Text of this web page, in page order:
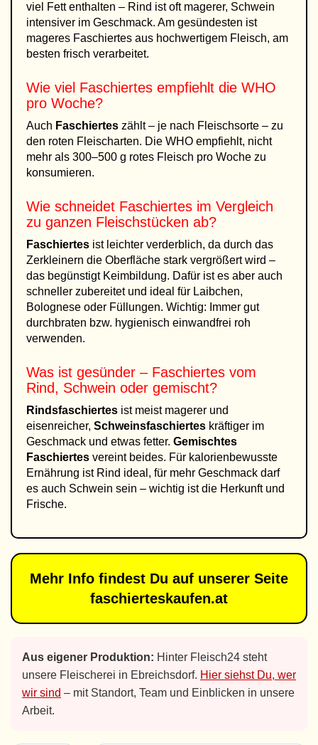
viel Fett enthalten – Rind ist oft magerer, Schwein
intensiver im Geschmack. Am gesündesten ist
mageres Faschiertes aus hochwertigem Fleisch, am
besten frisch verarbeitet.
Wie viel Faschiertes empfiehlt die WHO
pro Woche?
Auch Faschiertes zählt – je nach Fleischsorte – zu
den roten Fleischarten. Die WHO empfiehlt, nicht
mehr als 300–500 g rotes Fleisch pro Woche zu
konsumieren.
Wie schneidet Faschiertes im Vergleich
zu ganzen Fleischstücken ab?
Faschiertes ist leichter verderblich, da durch das
Zerkleinern die Oberfläche stark vergrößert wird –
das begünstigt Keimbildung. Dafür ist es aber auch
schneller zubereitet und ideal für Laibchen,
Bolognese oder Füllungen. Wichtig: Immer gut
durchbraten bzw. hygienisch einwandfrei roh
verwenden.
Was ist gesünder – Faschiertes vom
Rind, Schwein oder gemischt?
Rindsfaschiertes ist meist magerer und
eisenreicher, Schweinsfaschiertes kräftiger im
Geschmack und etwas fetter. Gemischtes
Faschiertes vereint beides. Für kalorienbewusste
Ernährung ist Rind ideal, für mehr Geschmack darf
es auch Schwein sein – wichtig ist die Herkunft und
Frische.
Mehr Info findest Du auf unserer Seite
faschierteskaufen.at
Aus eigener Produktion: Hinter Fleisch24 steht
unsere Fleischerei in Ebreichsdorf. Hier siehst Du, wer
wir sind – mit Standort, Team und Einblicken in unsere
Arbeit.